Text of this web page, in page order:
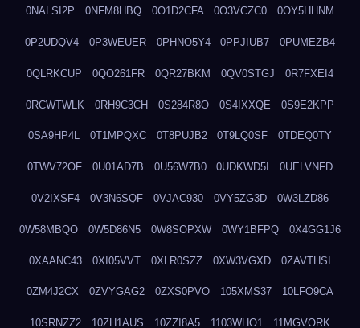
0NALSI2P 0NFM8HBQ 0O1D2CFA 0O3VCZC0 0OY5HHNM
0P2UDQV4 0P3WEUER 0PHNO5Y4 0PPJIUB7 0PUMEZB4
0QLRKCUP 0QO261FR 0QR27BKM 0QV0STGJ 0R7FXEI4
0RCWTWLK 0RH9C3CH 0S284R8O 0S4IXXQE 0S9E2KPP
0SA9HP4L 0T1MPQXC 0T8PUJB2 0T9LQ0SF 0TDEQ0TY
0TWV72OF 0U01AD7B 0U56W7B0 0UDKWD5I 0UELVNFD
0V2IXSF4 0V3N6SQF 0VJAC930 0VY5ZG3D 0W3LZD86
0W58MBQO 0W5D86N5 0W8SOPXW 0WY1BFPQ 0X4GG1J6
0XAANC43 0XI05VVT 0XLR0SZZ 0XW3VGXD 0ZAVTHSI
0ZM4J2CX 0ZVYGAG2 0ZXS0PVO 105XMS37 10LFO9CA
10SRNZZ2 10ZH1AUS 10ZZI8A5 1103WHO1 11MGVORK